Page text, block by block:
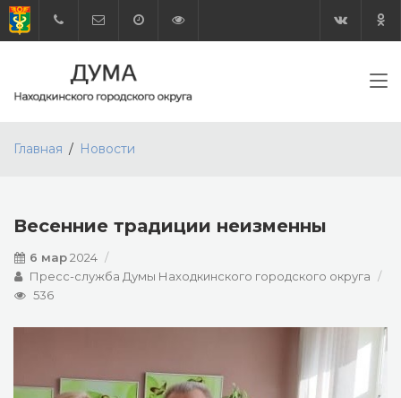
Главная Новости
Весенние традиции неизменны
6 мар2024
Пресс-служба Думы Находкинского городского округа
536